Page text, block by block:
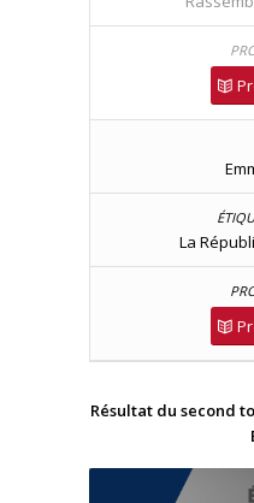
La
Résultat du second